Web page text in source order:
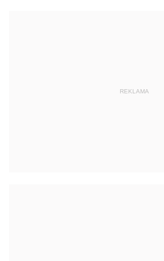
REKLAMA